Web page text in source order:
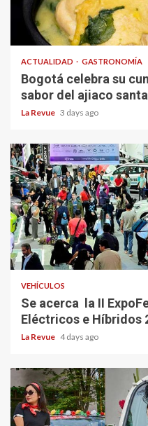
ACTUALIDAD GASTRONOMÍA
Bogotá celebra su
sabor del ajiaco
La Revue 3 days ago
VEHÍCULOS
Se acerca la II
Eléctricos e Híbridos
La Revue 4 days ago